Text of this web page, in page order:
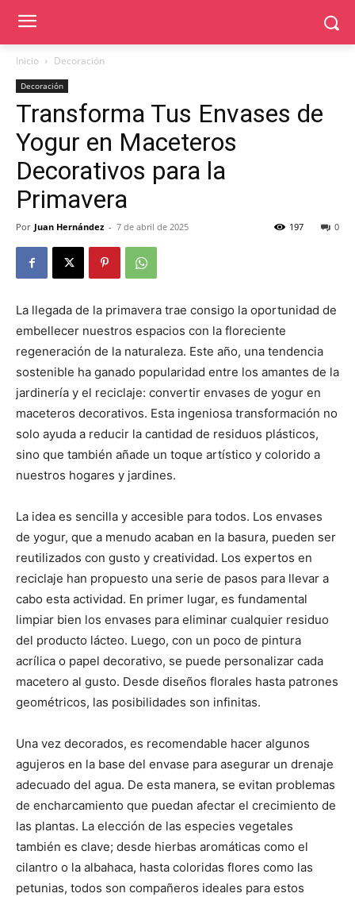
Inicio Decoración
Decoración
Transforma Tus Envases de
Yogur en Maceteros
Decorativos para la
Primavera
Por Juan Hernández - 7 de abril de 2025 0
197
La llegada de la primavera trae consigo la oportunidad de
embellecer nuestros espacios con la floreciente
regeneración de la naturaleza. Este año, una tendencia
sostenible ha ganado popularidad entre los amantes de la
jardinería y el reciclaje: convertir envases de yogur en
maceteros decorativos. Esta ingeniosa transformación no
solo ayuda a reducir la cantidad de residuos plásticos,
sino que también añade un toque artístico y colorido a
nuestros hogares y jardines.
La idea es sencilla y accesible para todos. Los envases
de yogur, que a menudo acaban en la basura, pueden ser
reutilizados con gusto y creatividad. Los expertos en
reciclaje han propuesto una serie de pasos para llevar a
cabo esta actividad. En primer lugar, es fundamental
limpiar bien los envases para eliminar cualquier residuo
del producto lácteo. Luego, con un poco de pintura
acrílica o papel decorativo, se puede personalizar cada
macetero al gusto. Desde diseños florales hasta patrones
geométricos, las posibilidades son infinitas.
Una vez decorados, es recomendable hacer algunos
agujeros en la base del envase para asegurar un drenaje
adecuado del agua. De esta manera, se evitan problemas
de encharcamiento que puedan afectar el crecimiento de
las plantas. La elección de las especies vegetales
también es clave; desde hierbas aromáticas como el
cilantro o la albahaca, hasta coloridas flores como las
petunias, todos son compañeros ideales para estos